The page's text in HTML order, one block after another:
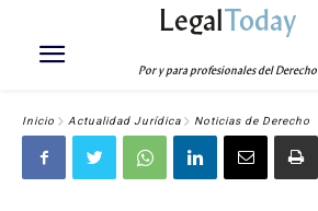
LegalToday
Por y para profesionales del Derecho
Inicio Actualidad Jurídica Noticias de Derecho